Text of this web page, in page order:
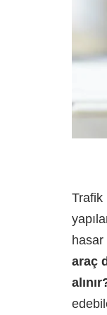
Trafik
hasar
araç